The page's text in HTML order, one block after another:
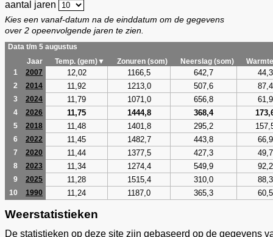
aantal jaren
Kies een vanaf-datum na de einddatum om de gegevens
over 2 opeenvolgende jaren te zien.
Data t/m 5 augustus
Jaar
Temp. (gem)▼ Zonuren (som) Neerslag (som)
1
2007 12,02 1166,5 642,7 44,3
2 2014 11,92 1213,0 507,6 87,4
3 2024 11,79 1071,0 656,8 61,9
4 2026 11,75 1444,8 368,4
5 2018 11,48 1401,8 295,2
6 2022 11,45 1482,7 443,8 66,9
7 2020 11,44 1377,5 427,3 49,7
8 2023 11,34 1274,4 549,9 92,2
9 2025 11,28 1515,4 310,0 88,3
10 1990 11,24 1187,0 365,3 60,5
Weerstatistieken
De statistieken op deze site zijn gebaseerd op de gegevens